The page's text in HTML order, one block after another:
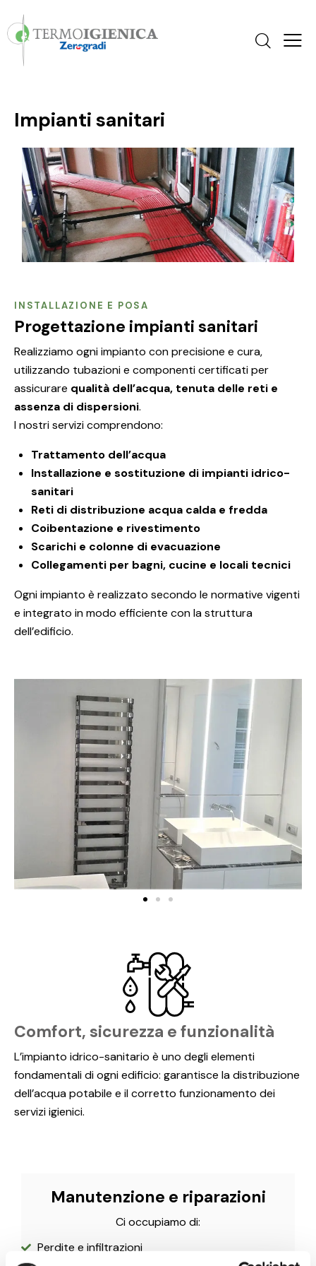
Impianti sanitari
INSTALLAZIONE E POSA
Progettazione impianti sanitari
Realizziamo ogni impianto con precisione e cura,
utilizzando tubazioni e componenti certificati per
assicurare qualità dell’acqua, tenuta delle reti e
assenza di dispersioni.
I nostri servizi comprendono:
Trattamento dell’acqua
Installazione e sostituzione di impianti idrico-
sanitari
Reti di distribuzione acqua calda e fredda
Coibentazione e rivestimento
Scarichi e colonne di evacuazione
Collegamenti per bagni, cucine e locali tecnici
Ogni impianto è realizzato secondo le normative vigenti
e integrato in modo efficiente con la struttura
dell’edificio.
Comfort, sicurezza e funzionalità
L’impianto idrico-sanitario è uno degli elementi
fondamentali di ogni edificio: garantisce la distribuzione
dell’acqua potabile e il corretto funzionamento dei
servizi igienici.
Manutenzione e riparazioni
Ci occupiamo di:
Perdite e infiltrazioni